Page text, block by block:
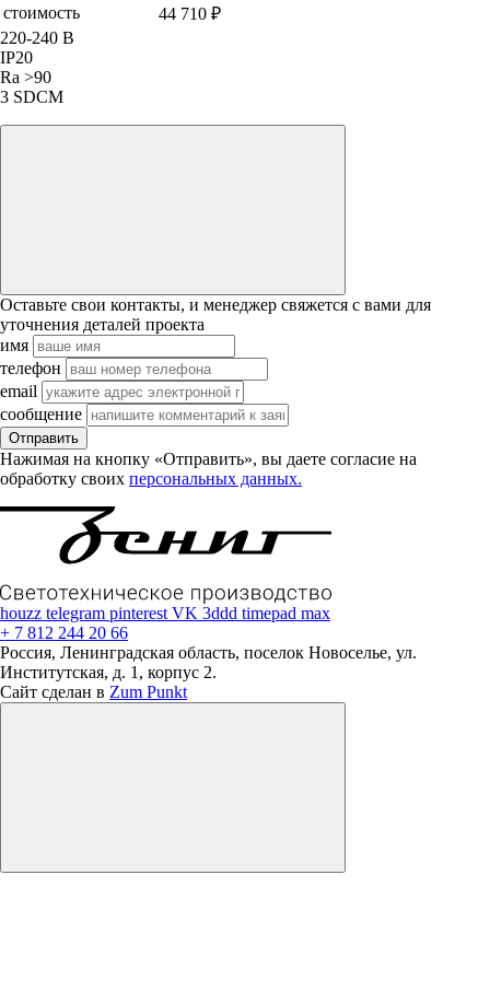
стоимость
44 710 ₽
220-240 В
IP20
Ra >90
3 SDCM
Оставьте свои контакты, и менеджер свяжется с вами для
уточнения деталей проекта
имя
телефон
email
сообщение
Отправить
Нажимая на кнопку «Отправить», вы даете согласие на
обработку своих персональных данных.
houzz telegram pinterestVK 3ddd timepad max
+ 7 812 244 20 66
Россия, Ленинградская область, поселок Новоселье, ул.
Институтская, д. 1, корпус 2.
Сайт сделан в Zum Punkt